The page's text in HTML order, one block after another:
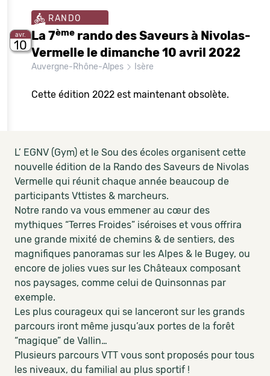
avr.
10
RANDO
La 7ème rando des Saveurs à Nivolas-
Vermelle le dimanche 10 avril 2022
Auvergne-Rhône-Alpes Isère
Cette édition 2022 est maintenant obsolète.
L’ EGNV (Gym) et le Sou des écoles organisent cette
nouvelle édition de la Rando des Saveurs de Nivolas
Vermelle qui réunit chaque année beaucoup de
participants Vttistes & marcheurs.
Notre rando va vous emmener au cœur des
mythiques “Terres Froides” iséroises et vous offrira
une grande mixité de chemins & de sentiers, des
magnifiques panoramas sur les Alpes & le Bugey, ou
encore de jolies vues sur les Châteaux composant
nos paysages, comme celui de Quinsonnas par
exemple.
Les plus courageux qui se lanceront sur les grands
parcours iront même jusqu’aux portes de la forêt
“magique” de Vallin…
Plusieurs parcours VTT vous sont proposés pour tous
les niveaux, du familial au plus sportif !